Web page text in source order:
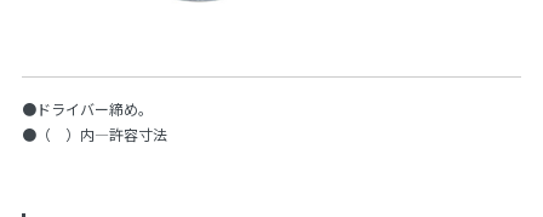
●ドライバー締め。
●（ ）内—許容寸法